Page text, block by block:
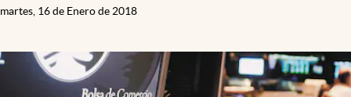
martes, 16 de Enero de 2018